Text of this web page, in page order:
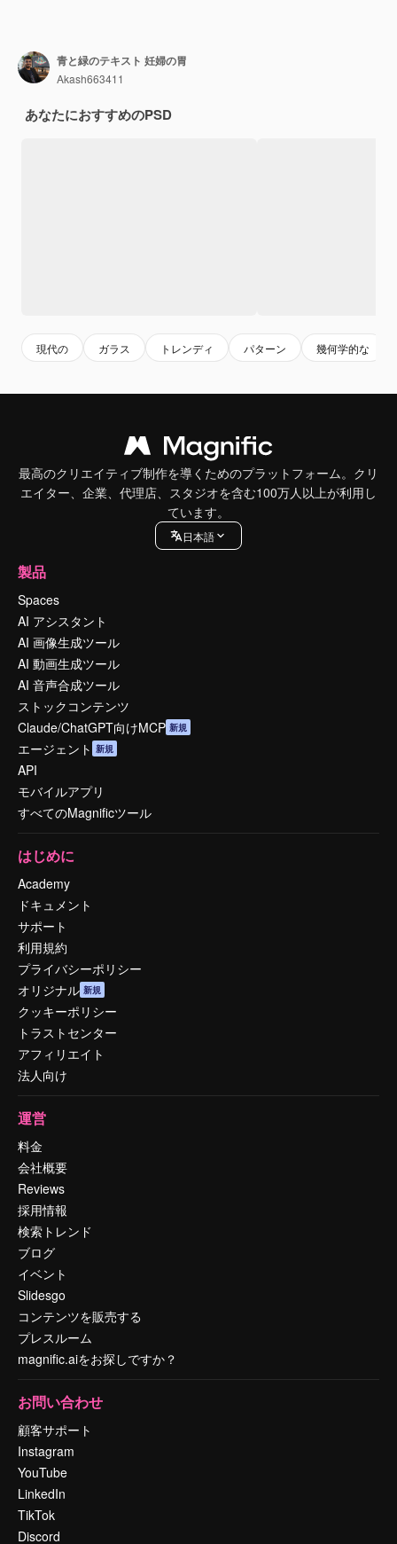
青と緑のテキスト 妊婦の胃
Akash663411
あなたにおすすめのPSD
現代の ガラス トレンディ パターン 幾何学的な
最高のクリエイティブ制作を導くためのプラットフォーム。クリ
エイター、企業、代理店、スタジオを含む100万人以上が利用し
ています。
日本語
製品
Spaces
AI アシスタント
AI 画像生成ツール
AI 動画生成ツール
AI 音声合成ツール
ストックコンテンツ
Claude/ChatGPT向けMCP 新規
エージェント 新規
API
モバイルアプリ
すべてのMagnificツール
はじめに
Academy
ドキュメント
サポート
利用規約
プライバシーポリシー
オリジナル 新規
クッキーポリシー
トラストセンター
アフィリエイト
法人向け
運営
料金
会社概要
Reviews
採用情報
検索トレンド
ブログ
イベント
Slidesgo
コンテンツを販売する
プレスルーム
magnific.aiをお探しですか？
お問い合わせ
顧客サポート
Instagram
YouTube
LinkedIn
TikTok
Discord